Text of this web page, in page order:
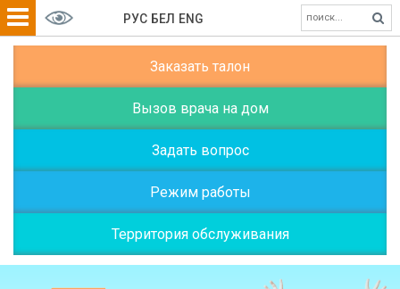
Заказать талон
Вызов врача на дом
Задать вопрос
Режим работы
Территория обслуживания
РУС БЕЛ ENG